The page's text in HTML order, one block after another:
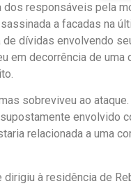
dos responsáveis pela
a facadas na
dívidas envolvendo
em decorrência de uma
sobreviveu ao
envolvido
relacionada a uma
à residência de